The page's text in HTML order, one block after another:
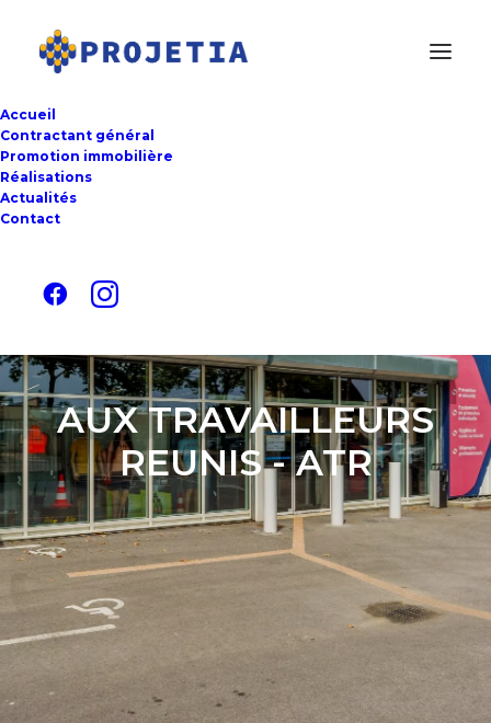
Accueil
Contractant général
Promotion immobilière
Réalisations
Actualités
Contact
AUX TRAVAILLEURS
REUNIS - ATR